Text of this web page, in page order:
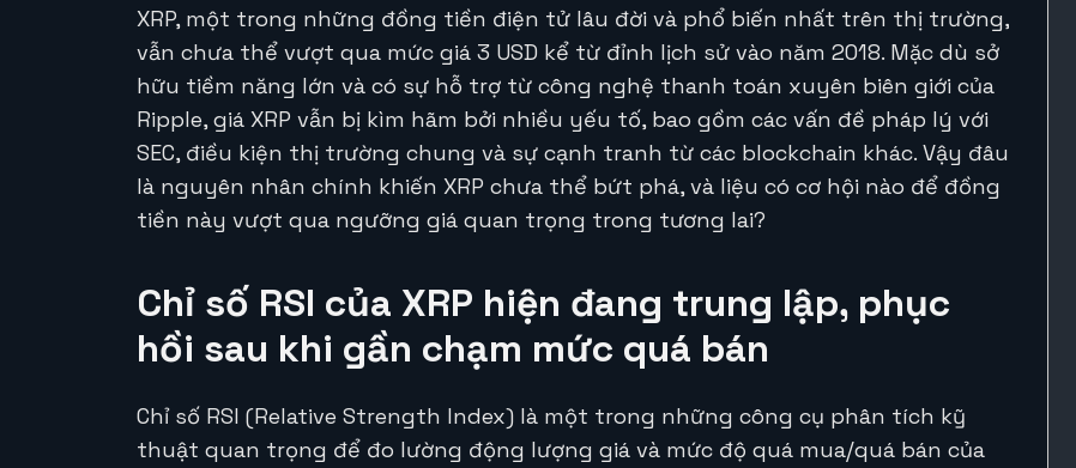
XRP, một trong những đồng tiền điện tử lâu đời và phổ biến nhất trên thị trường,
vẫn chưa thể vượt qua mức giá 3 USD kể từ đỉnh lịch sử vào năm 2018. Mặc dù sở
hữu tiềm năng lớn và có sự hỗ trợ từ công nghệ thanh toán xuyên biên giới của
Ripple, giá XRP vẫn bị kìm hãm bởi nhiều yếu tố, bao gồm các vấn đề pháp lý với
SEC, điều kiện thị trường chung và sự cạnh tranh từ các blockchain khác. Vậy đâu
là nguyên nhân chính khiến XRP chưa thể bứt phá, và liệu có cơ hội nào để đồng
tiền này vượt qua ngưỡng giá quan trọng trong tương lai?
Chỉ số RSI của XRP hiện đang trung lập, phục
hồi sau khi gần chạm mức quá bán
Chỉ số RSI (Relative Strength Index) là một trong những công cụ phân tích kỹ
thuật quan trọng để đo lường động lượng giá và mức độ quá mua/quá bán của